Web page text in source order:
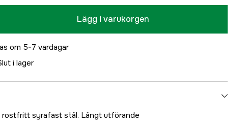
Lägg i varukorgen
om 5-7 vardagar
i lager
rostfritt syrafast stål. Långt utförande